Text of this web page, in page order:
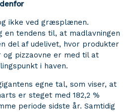
ikke ved græsplænen.
en tendens til, at madlavningen
del af udelivet, hvor produkter
pizzaovne er med til at
i haven.
egne tal, som viser, at
er steget med 182,2 %
periode sidste år. Samtidig